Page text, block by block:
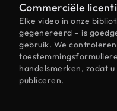
Commerciële
Elke video in onze
gegenereerd – is
gebruik. We
handelsmerken, zodat
publiceren.